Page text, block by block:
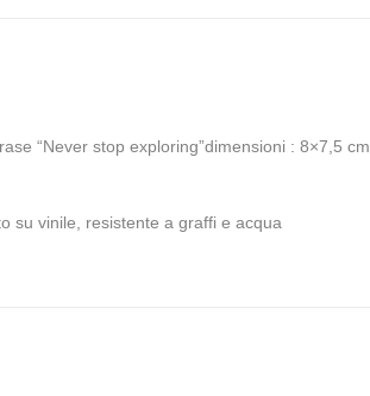
“Never stop exploring”dimensioni : 8×7,5 cm
su vinile, resistente a graffi e acqua